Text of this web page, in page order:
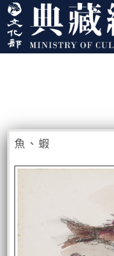
跳到主要內容
:::
魚、蝦